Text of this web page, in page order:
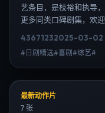
艺条目，是枝裕和执导
更多同类口碑剧集，欢
剧、韩剧全集、日剧高清
43671232025-03-02
#日剧精选#喜剧#综艺#
最新动作片
7 张